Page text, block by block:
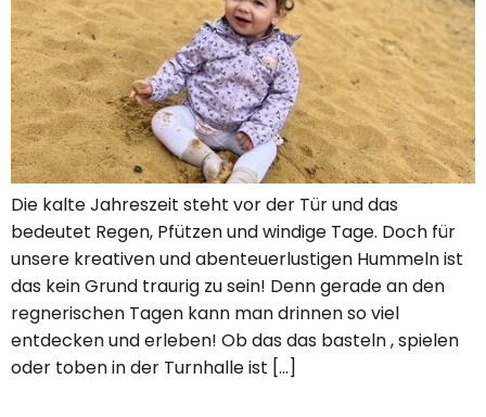
Die kalte Jahreszeit steht vor der Tür und das
bedeutet Regen, Pfützen und windige Tage. Doch für
unsere kreativen und abenteuerlustigen Hummeln ist
das kein Grund traurig zu sein! Denn gerade an den
regnerischen Tagen kann man drinnen so viel
entdecken und erleben! Ob das das basteln , spielen
oder toben in der Turnhalle ist […]